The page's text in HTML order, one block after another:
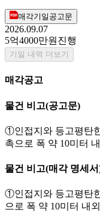
매각기일공고문
2026.09.07
5억4000만원 진행
기일 내역 더보기
매각공고
물건 비고(공고문)
①인접지와 등고평탄
촉으로 폭 약 10미터
물건 비고(매각 명세
①인접지와 등고평탄
으로 폭 약 10미터 내